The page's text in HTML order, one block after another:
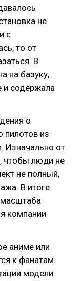
не
с
то от
В
на базуку,
и содержала
о
пилотов из
Изначально от
чтобы люди не
не полный,
В итоге
компании
аниме или
к фанатам.
модели